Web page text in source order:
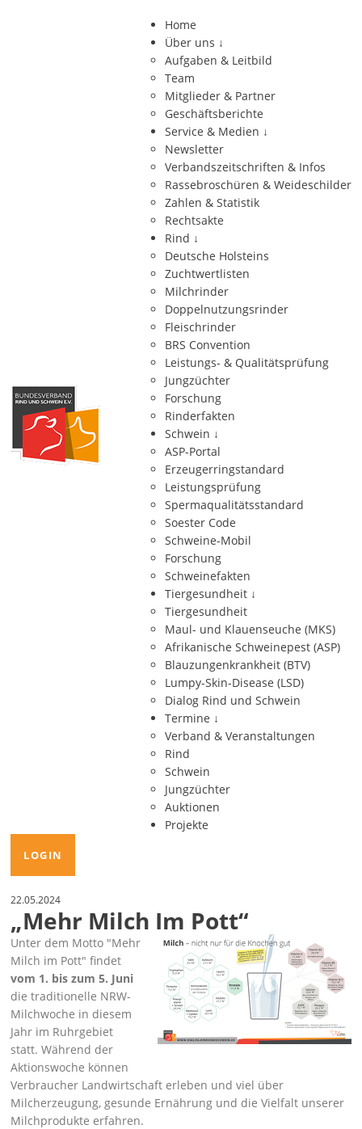
Home
Über uns ↓
Aufgaben & Leitbild
Team
Mitglieder & Partner
Geschäftsberichte
Service & Medien ↓
Newsletter
Verbandszeitschriften & Infos
Rassebroschüren & Weideschilder
Zahlen & Statistik
Rechtsakte
Rind ↓
Deutsche Holsteins
Zuchtwertlisten
Milchrinder
Doppelnutzungsrinder
Fleischrinder
BRS Convention
Leistungs- & Qualitätsprüfung
Jungzüchter
Forschung
Rinderfakten
Schwein ↓
ASP-Portal
Erzeugerringstandard
Leistungsprüfung
Spermaqualitätsstandard
Soester Code
Schweine-Mobil
Forschung
Schweinefakten
Tiergesundheit ↓
Tiergesundheit
Maul- und Klauenseuche (MKS)
Afrikanische Schweinepest (ASP)
Blauzungenkrankheit (BTV)
Lumpy-Skin-Disease (LSD)
Dialog Rind und Schwein
Termine ↓
Verband & Veranstaltungen
Rind
Schwein
Jungzüchter
Auktionen
Projekte
LOGIN
22.05.2024
„Mehr Milch Im Pott“
Unter dem Motto Mehr
Milch im Pott findet
vom 1. bis zum 5. Juni
die traditionelle NRW-
Milchwoche in diesem
Jahr im Ruhrgebiet
statt. Während der
Aktionswoche können
Verbraucher Landwirtschaft erleben und viel über
Milcherzeugung, gesunde Ernährung und die Vielfalt unserer
Milchprodukte erfahren.